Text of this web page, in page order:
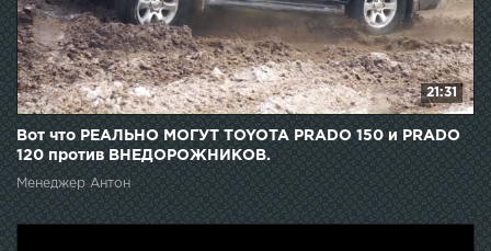
21:31
Вот что РЕАЛЬНО МОГУТ TOYOTA PRADO 150 и PRADO
120 против ВНЕДОРОЖНИКОВ.
Менеджер Антон